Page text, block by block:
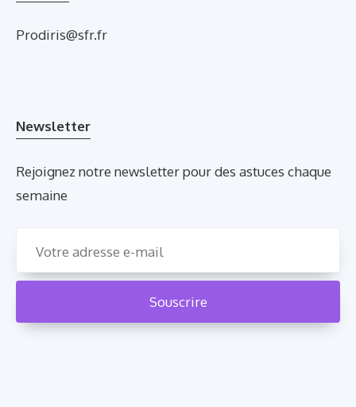
Prodiris@sfr.fr
Newsletter
Rejoignez notre newsletter pour des astuces chaque
semaine